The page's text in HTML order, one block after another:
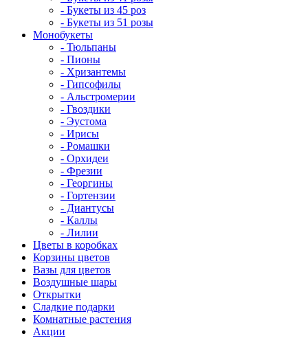
- Букеты из 45 роз
- Букеты из 51 розы
Монобукеты
- Тюльпаны
- Пионы
- Хризантемы
- Гипсофилы
- Альстромерии
- Гвоздики
- Эустома
- Ирисы
- Ромашки
- Орхидеи
- Фрезии
- Георгины
- Гортензии
- Диантусы
- Каллы
- Лилии
Цветы в коробках
Корзины цветов
Вазы для цветов
Воздушные шары
Открытки
Сладкие подарки
Комнатные растения
Акции